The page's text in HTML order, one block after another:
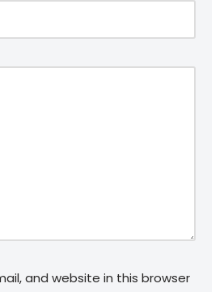
and website in this browser